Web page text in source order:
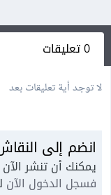
0 تعليقات
لا توجد أية تعليقات بعد
انضم إلى
يمكنك أن تنشر
فسجل الدخول الآن